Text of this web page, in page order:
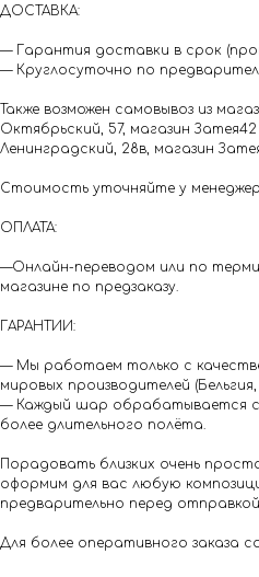
ДОСТАВКА:
— Гарантия доставки в срок
— Круглосуточно по
Также возможен самовывоз из
Октябрьский, 57, магазин Затея42
Ленинградский, 28в, магазин
Стоимость уточняйте у
ОПЛАТА:
—Онлайн-переводом или по
магазине по предзаказу.
ГАРАНТИИ:
— Мы работаем только с
мировых производителей
— Каждый шар обрабатывается
более длительного полёта.
Порадовать близких очень
оформим для вас любую
предварительно перед
Для более оперативного заказа